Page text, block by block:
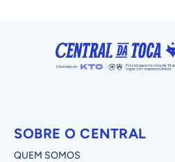
SOBRE O CENTRAL
QUEM SOMOS